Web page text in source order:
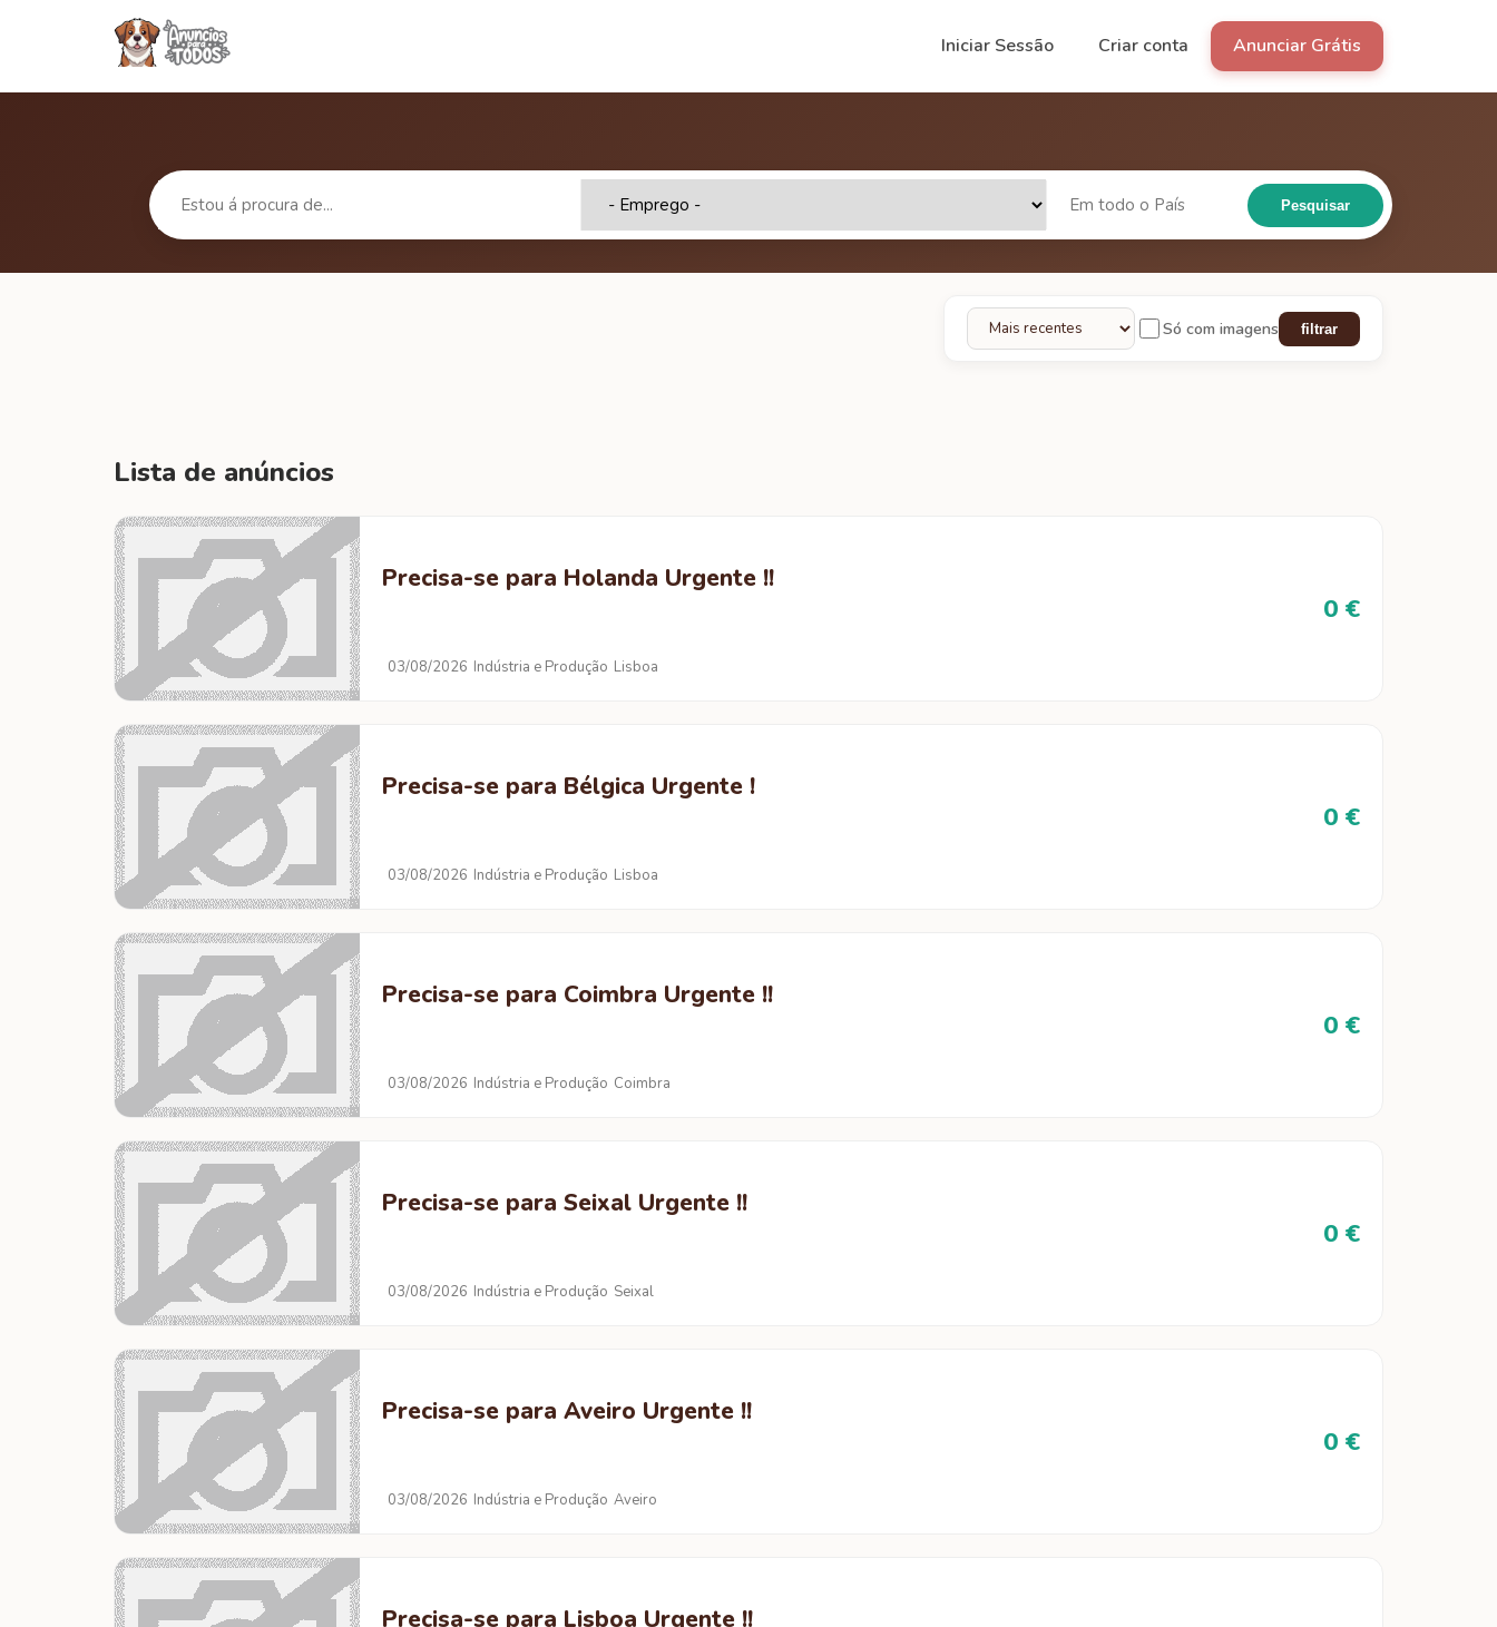
Iniciar Sessão Criar conta Anunciar Grátis
Pesquisar
Só com imagens filtrar
Lista de anúncios
Precisa-se para Holanda Urgente !!
03/08/2026 Indústria e Produção Lisboa
0 €
Precisa-se para Bélgica Urgente !
03/08/2026 Indústria e Produção Lisboa
0 €
Precisa-se para Coimbra Urgente !!
03/08/2026 Indústria e Produção Coimbra
0 €
Precisa-se para Seixal Urgente !!
03/08/2026 Indústria e Produção Seixal
0 €
Precisa-se para Aveiro Urgente !!
03/08/2026 Indústria e Produção Aveiro
0 €
Precisa-se para Lisboa Urgente !!